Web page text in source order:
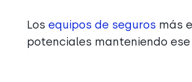
Los equipos de seguros más
potenciales manteniendo